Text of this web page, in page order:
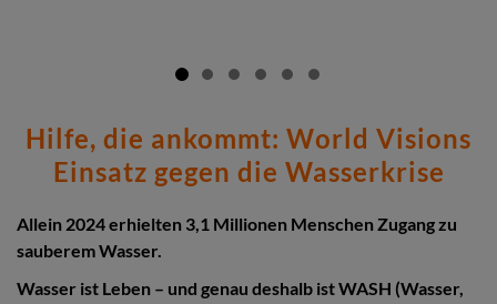
Hilfe, die ankommt: World Visions
Einsatz gegen die Wasserkrise
Allein 2024 erhielten 3,1 Millionen Menschen Zugang zu
sauberem Wasser.
Wasser ist Leben – und genau deshalb ist WASH (Wasser,